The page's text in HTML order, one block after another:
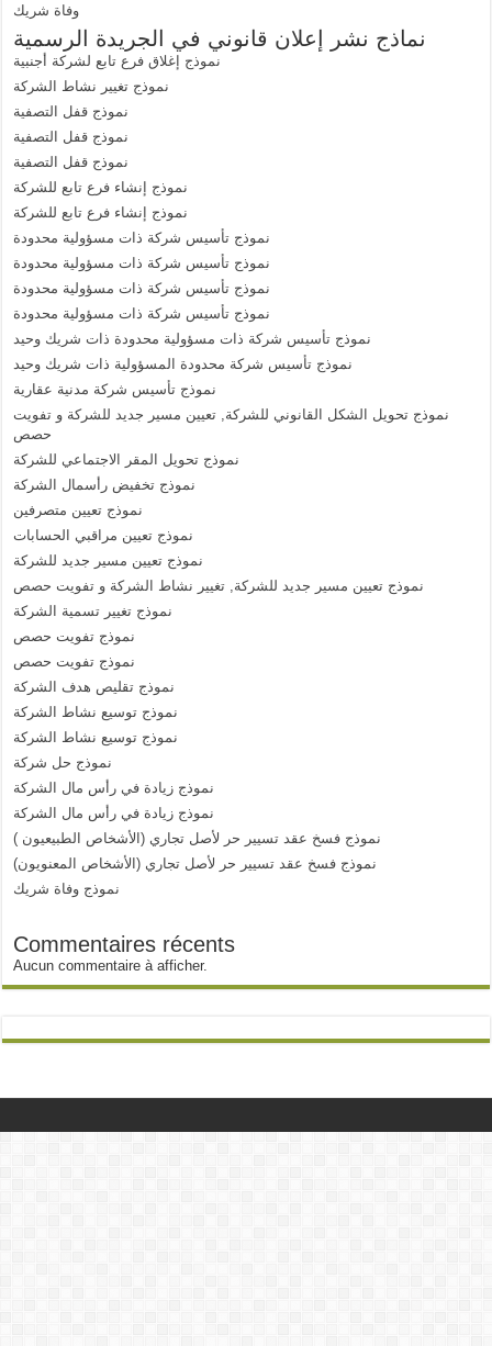
وفاة شريك
نماذج نشر إعلان قانوني في الجريدة الرسمية
نموذج إغلاق فرع تابع لشركة أجنبية
نموذج تغيير نشاط الشركة
نموذج قفل التصفية
نموذج قفل التصفية
نموذج قفل التصفية
نموذج إنشاء فرع تابع للشركة
نموذج إنشاء فرع تابع للشركة
نموذج تأسيس شركة ذات مسؤولية محدودة
نموذج تأسيس شركة ذات مسؤولية محدودة
نموذج تأسيس شركة ذات مسؤولية محدودة
نموذج تأسيس شركة ذات مسؤولية محدودة
نموذج تأسيس شركة ذات مسؤولية محدودة ذات شريك وحيد
نموذج تأسيس شركة محدودة المسؤولية ذات شريك وحيد
نموذج تأسيس شركة مدنية عقارية
نموذج تحويل الشكل القانوني للشركة, تعيين مسير جديد للشركة و تفويت
حصص
نموذج تحويل المقر الاجتماعي للشركة
نموذج تعيين متصرفين
نموذج تعيين مراقبي الحسابات
نموذج تعيين مسير جديد للشركة
نموذج تعيين مسير جديد للشركة, تغيير نشاط الشركة و تفويت حصص
نموذج تغيير تسمية الشركة
نموذج تفويت حصص
نموذج تفويت حصص
نموذج تقليص هدف الشركة
نموذج توسيع نشاط الشركة
نموذج توسيع نشاط الشركة
نموذج حل شركة
نموذج زيادة في رأس مال الشركة
نموذج زيادة في رأس مال الشركة
نموذج فسخ عقد تسيير حر لأصل تجاري (الأشخاص الطبيعيون )
نموذج فسخ عقد تسيير حر لأصل تجاري (الأشخاص المعنويون)
نموذج وفاة شريك
Commentaires récents
Aucun commentaire à afficher.